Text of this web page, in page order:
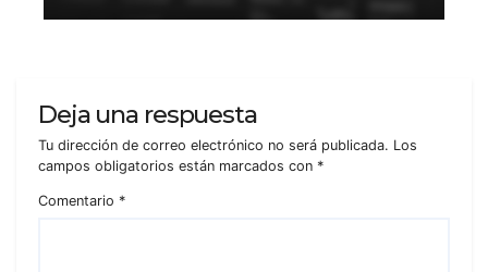
Deja una respuesta
Tu dirección de correo electrónico no será publicada. Los
campos obligatorios están marcados con *
Comentario *